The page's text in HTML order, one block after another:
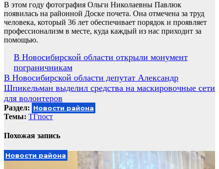
В этом году фотография Ольги Николаевны Павлюк
появилась на районной Доске почета. Она отмечена за труд
человека, который 36 лет обеспечивает порядок и проявляет
профессионализм в месте, куда каждый из нас приходит за
помощью.
Навигация
по
записям
В Новосибирской области открыли монумент
пограничникам
В Новосибирской области депутат Александр
Шпикельман выделил средства на маскировочные сети
для волонтеров
Раздел: Новости района
Темы: ТГпост
Похожая запись
Новости района